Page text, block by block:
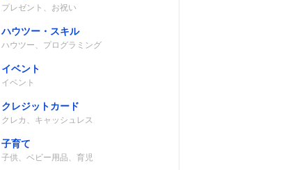
プレゼント、お祝い
ハウツー・スキル
ハウツー、プログラミング
イベント
イベント
クレジットカード
クレカ、キャッシュレス
子育て
子供、ベビー用品、育児